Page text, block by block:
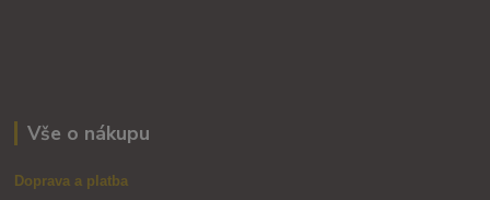
Vše o nákupu
Doprava a platba